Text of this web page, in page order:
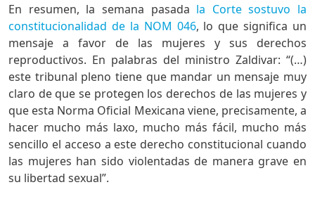
En resumen, la semana pasada la Corte sostuvo la
constitucionalidad de la NOM 046, lo que significa un
mensaje a favor de las mujeres y sus derechos
reproductivos. En palabras del ministro Zaldivar: “(…)
este tribunal pleno tiene que mandar un mensaje muy
claro de que se protegen los derechos de las mujeres y
que esta Norma Oficial Mexicana viene, precisamente, a
hacer mucho más laxo, mucho más fácil, mucho más
sencillo el acceso a este derecho constitucional cuando
las mujeres han sido violentadas de manera grave en
su libertad sexual”.